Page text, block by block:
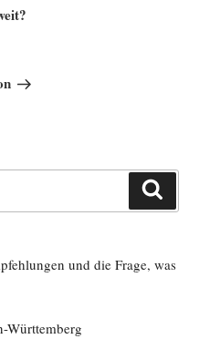
und die Frage, was
Württemberg